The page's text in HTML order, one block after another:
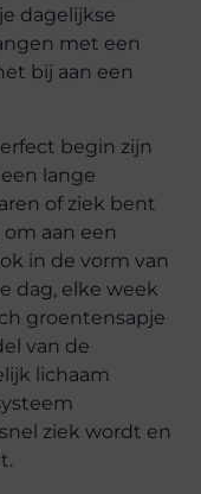
dagelijkse
met een
bij aan een
begin zijn
lange
of ziek bent
aan een
in de vorm van
dag, elke week
groentensapje
van de
lichaam
ziek wordt en